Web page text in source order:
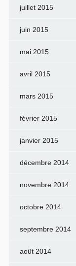
juillet 2015
juin 2015
mai 2015
avril 2015
mars 2015
février 2015
janvier 2015
décembre 2014
novembre 2014
octobre 2014
septembre 2014
août 2014